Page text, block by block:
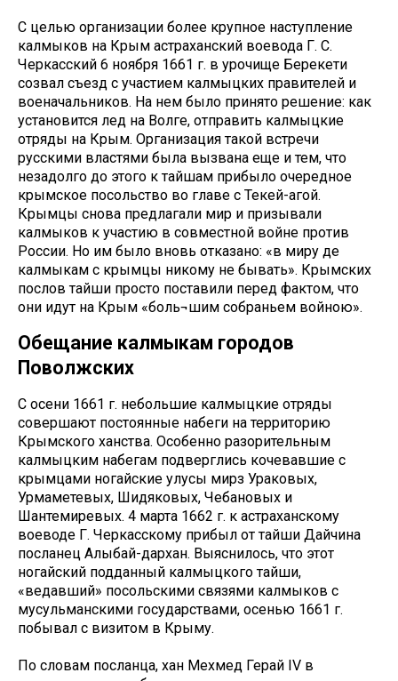
С целью организации более крупное наступление
калмыков на Крым астраханский воевода Г. С.
Черкасский 6 ноября 1661 г. в урочище Берекети
созвал съезд с участием калмыцких правителей и
военачальников. На нем было принято решение: как
установится лед на Волге, отправить калмыцкие
отряды на Крым. Организация такой встречи
русскими властями была вызвана еще и тем, что
незадолго до этого к тайшам прибыло очередное
крымское посольство во главе с Текей-агой.
Крымцы снова предлагали мир и призывали
калмыков к участию в совместной войне против
России. Но им было вновь отказано: «в миру де
калмыкам с крымцы никому не бывать». Крымских
послов тайши просто поставили перед фактом, что
они идут на Крым «боль¬шим собраньем войною».
Обещание калмыкам городов
Поволжских
С осени 1661 г. небольшие калмыцкие отряды
совершают постоянные набеги на территорию
Крымского ханства. Особенно разорительным
калмыцким набегам подверглись кочевавшие с
крымцами ногайские улусы мирз Ураковых,
Урмаметевых, Шидяковых, Чебановых и
Шантемиревых. 4 марта 1662 г. к астраханскому
воеводе Г. Черкасскому прибыл от тайши Дайчина
посланец Алыбай-дархан. Выяснилось, что этот
ногайский подданный калмыцкого тайши,
«ведавший» посольскими связями калмыков с
мусульманскими государствами, осенью 1661 г.
побывал с визитом в Крыму.
По словам посланца, хан Мехмед Герай IV в